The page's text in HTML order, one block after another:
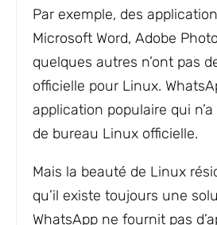
Par exemple, des
Microsoft Word, Adobe
quelques autres n’ont pas
officielle pour Linux.
application populaire qui
de bureau Linux officielle.
Mais la beauté de Linux
qu’il existe toujours une
WhatsApp ne fournit pas